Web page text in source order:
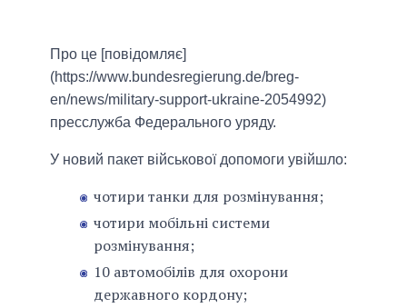
Про це [повідомляє]
(https://www.bundesregierung.de/breg-
en/news/military-support-ukraine-2054992)
пресслужба Федерального уряду.
У новий пакет військової допомоги увійшло:
чотири танки для розмінування;
чотири мобільні системи
розмінування;
10 автомобілів для охорони
державного кордону;